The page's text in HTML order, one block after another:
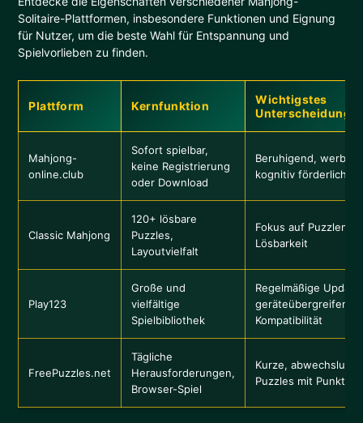
Solitaire-Plattformen, insbesondere Funktionen und Eignung
für Nutzer, um die beste Wahl für Entspannung und
Spielvorlieben zu finden.
Plattform Kernfunktion
Wichtigstes
Mahjong-
online.club
Sofort spielbar,
keine Registrierung
oder Download
Beruhigend,
kognitiv förderlich
Classic Mahjong
120+ lösbare
Puzzles,
Layoutvielfalt
Fokus auf
Lösbarkeit
Play123
Große und
vielfältige
Spielbibliothek
Regelmäßige
geräteübergreifende
Kompatibilität
FreePuzzles.net
Tägliche
Herausforderungen,
Browser-Spiel
Kurze,
Puzzles mit